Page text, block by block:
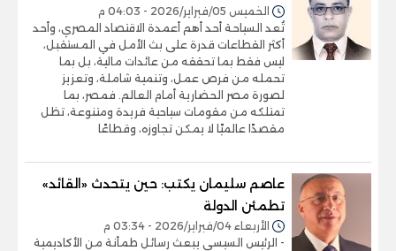
الخميس 05/فبراير/2026 - 04:03 م
تُعد السياحة أحد أهم أعمدة الاقتصاد المصري، وأحد
أكثر القطاعات قدرة على بث الأمل في المستقبل،
ليس فقط بما تحققه من عائدات مالية، بل بما
تحمله من فرص عمل، وتنمية شاملة، وتعزيز
لصورة مصر الحضارية أمام العالم. فمصر، بما
تمتلكه من مقومات سياحية فريدة ومتنوعة، تظل
مقصدًا عالميًا لا يمكن تجاوزه، وقطاعًا
عاصم سليمان يكتب: حين يتحدث «القائد»
تطمئن الدولة
الأربعاء 04/فبراير/2026 - 03:34 م
- الرئيس السيسي يبعث رسائل طمأنة من الأكاديمية